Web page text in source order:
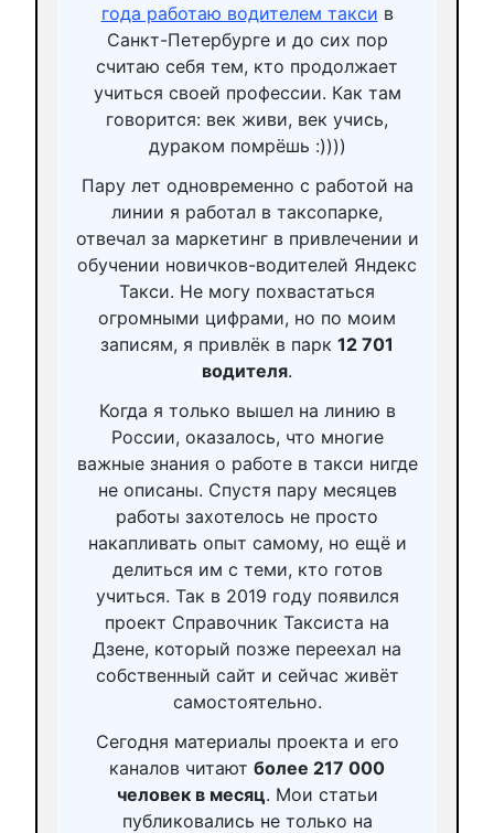
года работаю водителем такси в
Санкт-Петербурге и до сих пор
считаю себя тем, кто продолжает
учиться своей профессии. Как там
говорится: век живи, век учись,
дураком помрёшь :))))
Пару лет одновременно с работой на
линии я работал в таксопарке,
отвечал за маркетинг в привлечении и
обучении новичков-водителей Яндекс
Такси. Не могу похвастаться
огромными цифрами, но по моим
записям, я привлёк в парк 12 701
водителя.
Когда я только вышел на линию в
России, оказалось, что многие
важные знания о работе в такси нигде
не описаны. Спустя пару месяцев
работы захотелось не просто
накапливать опыт самому, но ещё и
делиться им с теми, кто готов
учиться. Так в 2019 году появился
проект Справочник Таксиста на
Дзене, который позже переехал на
собственный сайт и сейчас живёт
самостоятельно.
Сегодня материалы проекта и его
каналов читают более 217 000
человек в месяц. Мои статьи
публиковались не только на